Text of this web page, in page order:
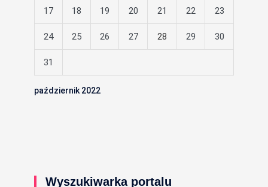
październik 2022
17 18 19 20 21 22 23
24 25 26 27 28 29 30
31
Wyszukiwarka portalu